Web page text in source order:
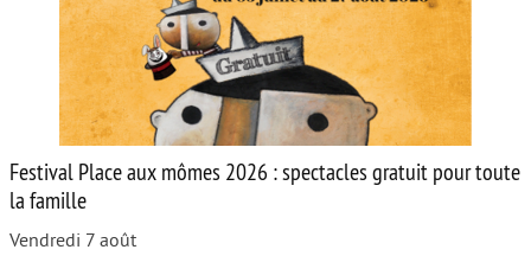
Festival Place aux mômes 2026 : spectacles gratuit pour toute
la famille
Vendredi 7 août